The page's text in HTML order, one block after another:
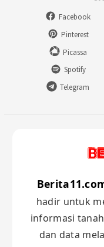
Facebook
Pinterest
Picassa
Spotify
Telegram
hadir untuk
informasi
dan data